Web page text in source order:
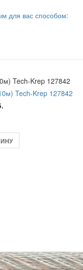
для вас способом:
Tech-Krep 127842